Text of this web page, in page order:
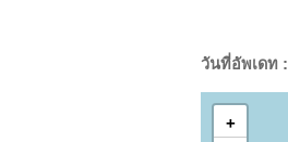
วันที่อัพเดท :
+